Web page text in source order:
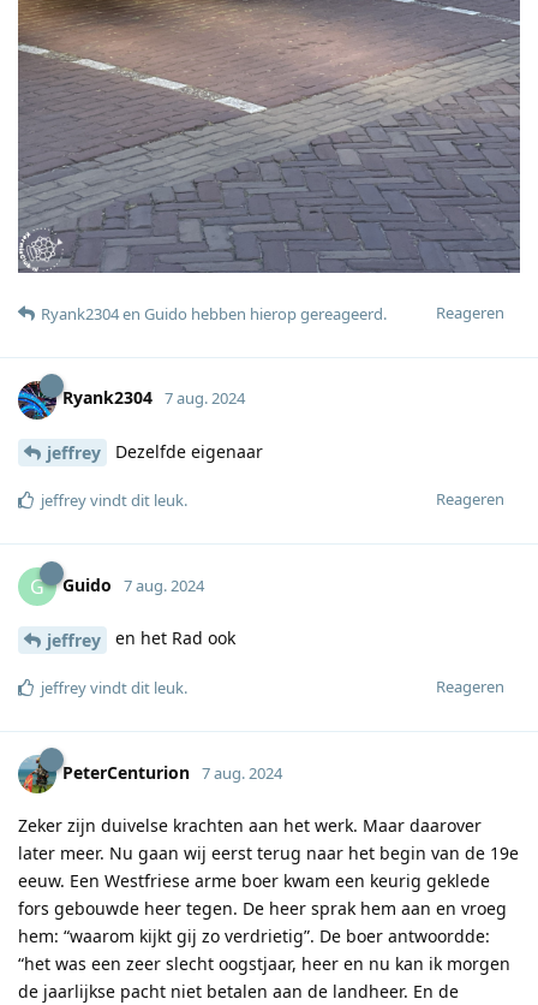
Reageren
Ryank2304en Guido hebben hierop gereageerd.
Ryank2304 7 aug. 2024
jeffrey Dezelfde eigenaar
Reageren
jeffreyvindt dit leuk.
G Guido 7 aug. 2024
jeffrey en het Rad ook
Reageren
jeffreyvindt dit leuk.
PeterCenturion 7 aug. 2024
Zeker zijn duivelse krachten aan het werk. Maar daarover
later meer. Nu gaan wij eerst terug naar het begin van de 19e
eeuw. Een Westfriese arme boer kwam een keurig geklede
fors gebouwde heer tegen. De heer sprak hem aan en vroeg
hem: “waarom kijkt gij zo verdrietig”. De boer antwoordde:
“het was een zeer slecht oogstjaar, heer en nu kan ik morgen
de jaarlijkse pacht niet betalen aan de landheer. En de